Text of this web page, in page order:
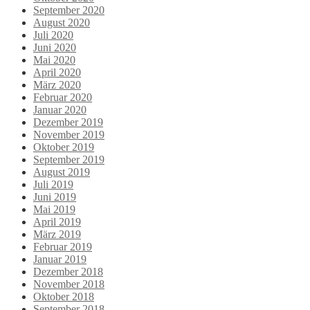
September 2020
August 2020
Juli 2020
Juni 2020
Mai 2020
April 2020
März 2020
Februar 2020
Januar 2020
Dezember 2019
November 2019
Oktober 2019
September 2019
August 2019
Juli 2019
Juni 2019
Mai 2019
April 2019
März 2019
Februar 2019
Januar 2019
Dezember 2018
November 2018
Oktober 2018